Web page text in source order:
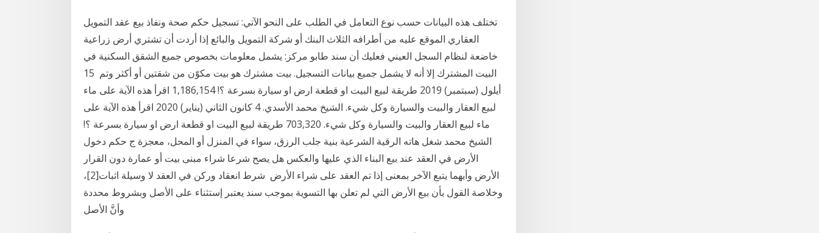
تختلف هذه البيانات حسب نوع التعامل في الطلب على النحو الآتي: تسجيل حكم صحة ونفاذ بيع عقد التمويل
العقاري الموقع عليه من أطرافه الثلاث البنك أو شركة التمويل والبائع إذا أردت أن تشتري أرض زراعية
خاضعة لنظام السجل العيني فعليك أن سند طابو مركز: يشمل معلومات بخصوص جميع الشقق السكنية في
البيت المشترك إلا أنه لا يشمل جميع بيانات التسجيل. بيت مشترك هو بيت مكوّن من شقتين أو أكثر وتم 15
أيلول (سبتمبر) 2019 طريقة لبيع البيت او قطعة ارض او سيارة بسرعة ؟! 1,186,154 اقرأ هذه الآية على ماء
لبيع العقار والبيت والسيارة وكل شيء. الشيخ محمد الأسدي. 4 كانون الثاني (يناير) 2020 اقرأ هذه الآية على
ماء لبيع العقار والبيت والسيارة وكل شيء. 703,320 طريقة لبيع البيت او قطعة ارض او سيارة بسرعة ؟!
الشيخ محمد شغل هاته الرقية الشرعية بنية جلب الرزق، سواء في المنزل أو المحل، معجزة ج حكم دخول
الأرض في العقد عند بيع البناء الذي عليها والعكس هل يصح شرعا شراء مبنى بيت أو عمارة دون القرار
الأرض وأيهما يتبع الآخر بمعنى إذا تم العقد على شراء الأرض شرط انعقاد وركن في العقد لا وسيلة اثبات[2]،
وخلاصة القول بأن بيع الأرض التي لم تعلن بها التسوية بموجب سند يعتبر إستثناء على الأصل وبشروط محددة